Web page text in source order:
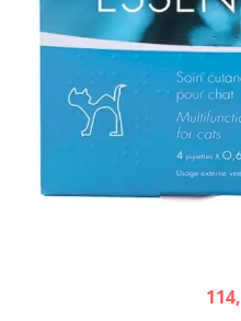
Afecțiuni hepatice
Afecțiuni neurologice
Afecțiuni oftalmice
Afecțiuni oncologice
Afecțiuni otice
Afecțiuni renale și urinare
Afecțiuni hepatice
Afecțiuni neurologice
Afecțiuni oftalmice
Afecțiuni oncologice
Afecțiuni otice
Afecțiuni renale și urinare